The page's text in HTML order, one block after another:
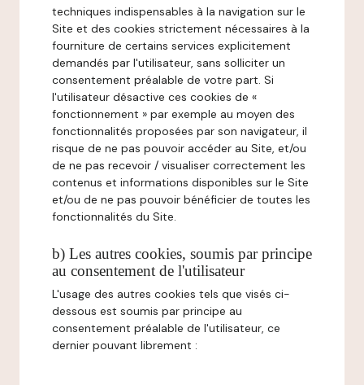
techniques indispensables à la navigation sur le
Site et des cookies strictement nécessaires à la
fourniture de certains services explicitement
demandés par l'utilisateur, sans solliciter un
consentement préalable de votre part. Si
l'utilisateur désactive ces cookies de «
fonctionnement » par exemple au moyen des
fonctionnalités proposées par son navigateur, il
risque de ne pas pouvoir accéder au Site, et/ou
de ne pas recevoir / visualiser correctement les
contenus et informations disponibles sur le Site
et/ou de ne pas pouvoir bénéficier de toutes les
fonctionnalités du Site.
b) Les autres cookies, soumis par principe
au consentement de l'utilisateur
L'usage des autres cookies tels que visés ci-
dessous est soumis par principe au
consentement préalable de l'utilisateur, ce
dernier pouvant librement :